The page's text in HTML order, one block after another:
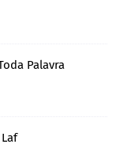
Palavra